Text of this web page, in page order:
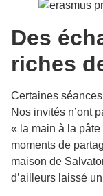
Des
riches
Certaines
Nos invités n’ont
« la main à la
moments de
maison de
d’ailleurs laissé